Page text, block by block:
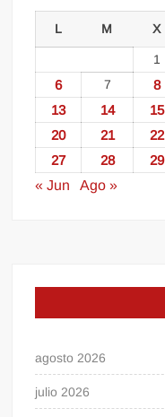
L M X
1
6 7 8
13 14 15
20 21 22
27 28 29
« Jun
Ago »
agosto 2026
julio 2026